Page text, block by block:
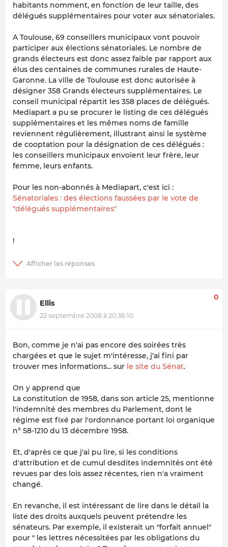
habitants nomment, en fonction de leur taille, des
délégués supplémentaires pour voter aux sénatoriales.
A Toulouse, 69 conseillers municipaux vont pouvoir
participer aux élections sénatoriales. Le nombre de
grands électeurs est donc assez faible par rapport aux
élus des centaines de communes rurales de Haute-
Garonne. La ville de Toulouse est donc autorisée à
désigner 358 Grands électeurs supplémentaires. Le
conseil municipal répartit les 358 places de délégués.
Mediapart a pu se procurer le listing de ces délégués
supplémentaires et les mêmes noms de famille
reviennent régulièrement, illustrant ainsi le système
de cooptation pour la désignation de ces délégués :
les conseillers municipaux envoient leur frère, leur
femme, leurs enfants.
Pour les non-abonnés à Mediapart, c'est ici :
Sénatoriales : des élections faussées par le vote de
"délégués supplémentaires"
!
Ellis
22 septembre 2008 à 20:36:10
0
Bon, comme je n'ai pas encore des soirées très
chargées et que le sujet m'intéresse, j'ai fini par
trouver mes informations... sur le site du Sénat.
On y apprend que
La constitution de 1958, dans son article 25, mentionne
l'indemnité des membres du Parlement, dont le
régime est fixé par l'ordonnance portant loi organique
n° 58-1210 du 13 décembre 1958.
Et, d'après ce que j'ai pu lire, si les conditions
d'attribution et de cumul desdites indemnités ont été
revues par des lois assez récentes, rien n'a vraiment
changé.
En revanche, il est intéressant de lire dans le détail la
liste des droits auxquels peuvent prétendre les
sénateurs. Par exemple, il existerait un "forfait annuel"
pour " les lettres nécessitées par les obligations du